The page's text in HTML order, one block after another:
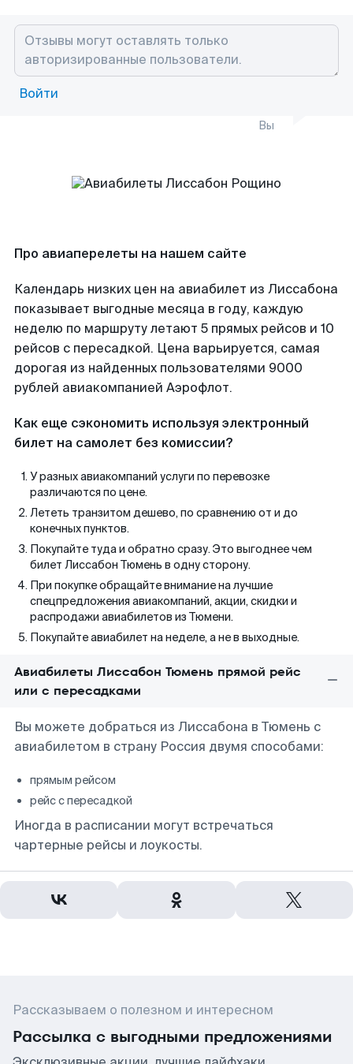
Войти
Вы
Про авиаперелеты на нашем сайте
Календарь низких цен на авиабилет из Лиссабона
показывает выгодные месяца в году, каждую
неделю по маршруту летают 5 прямых рейсов и 10
рейсов с пересадкой. Цена варьируется, самая
дорогая из найденных пользователями 9000
рублей авиакомпанией Аэрофлот.
Как еще сэкономить используя электронный
билет на самолет без комиссии?
У разных авиакомпаний услуги по перевозке
различаются по цене.
Лететь транзитом дешево, по сравнению от и до
конечных пунктов.
Покупайте туда и обратно сразу. Это выгоднее чем
билет Лиссабон Тюмень в одну сторону.
При покупке обращайте внимание на лучшие
спецпредложения авиакомпаний, акции, скидки и
распродажи авиабилетов из Тюмени.
Покупайте авиабилет на неделе, а не в выходные.
Авиабилеты Лиссабон Тюмень прямой рейс
или с пересадками
Вы можете добраться из Лиссабона в Тюмень с
авиабилетом в страну Россия двумя способами:
прямым рейсом
рейс с пересадкой
Иногда в расписании могут встречаться
чартерные рейсы и лоукосты.
Рассказываем о полезном и интересном
Рассылка с выгодными предложениями